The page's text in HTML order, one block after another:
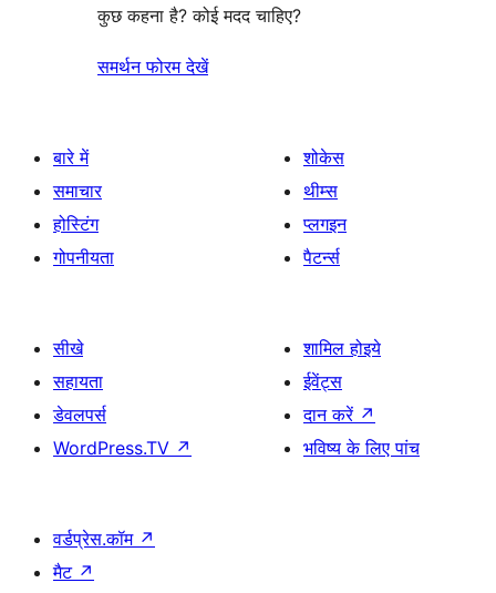
कुछ कहना है? कोई मदद चाहिए?
समर्थन फोरम देखें
बारे में
समाचार
होस्टिंग
गोपनीयता
शोकेस
थीम्स
प्लगइन
पैटर्न्स
सीखे
सहायता
डेवलपर्स
WordPress.TV ↗
शामिल होइये
ईवेंट्स
दान करें ↗
भविष्य के लिए पांच
वर्डप्रेस.कॉम ↗
मैट ↗